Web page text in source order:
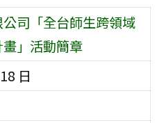
司「全台師生跨領域
」活動簡章
日